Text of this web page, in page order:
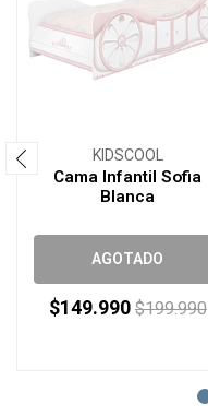
KIDSCOOL
Cama Infantil Sofia
Blanca
AGOTADO
$149.990 $199.990